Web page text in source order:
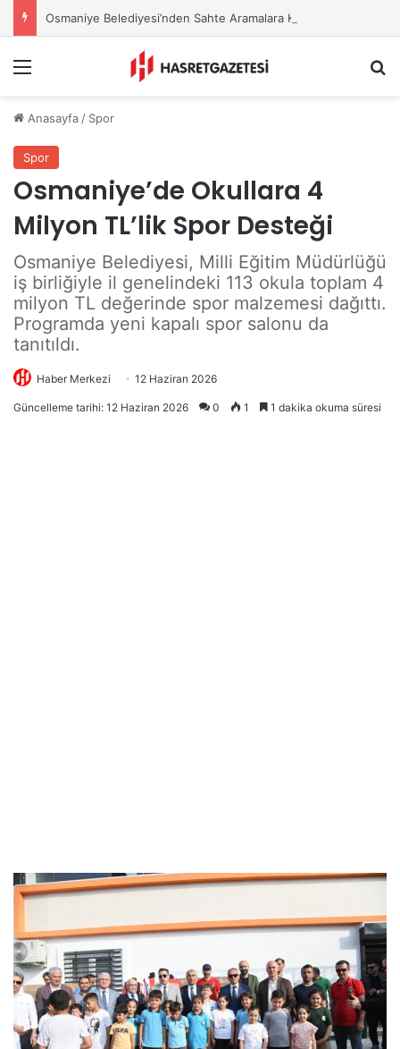
Osmaniye Belediyesi’nden Sahte Aramalara Kritik Uyarı
Anasayfa / Spor
Spor
Osmaniye’de Okullara 4
Milyon TL’lik Spor Desteği
Osmaniye Belediyesi, Milli Eğitim Müdürlüğü
iş birliğiyle il genelindeki 113 okula toplam 4
milyon TL değerinde spor malzemesi dağıttı.
Programda yeni kapalı spor salonu da
tanıtıldı.
Haber Merkezi 12 Haziran 2026
Güncelleme tarihi: 12 Haziran 2026 0 1 1 dakika okuma süresi